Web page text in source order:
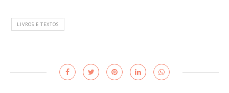
LIVROS E TEXTOS